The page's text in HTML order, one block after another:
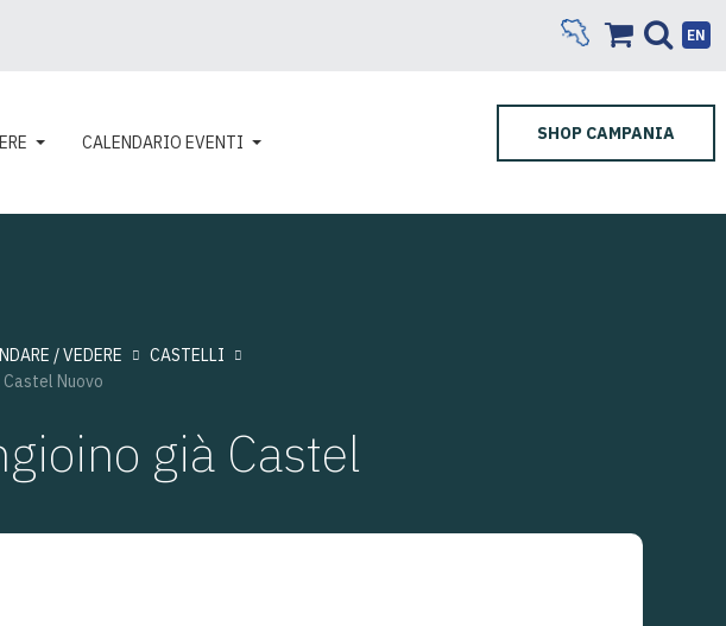
EN
CALENDARIO EVENTI SHOP CAMPANIA
/ VEDERE
CASTELLI
Nuovo
già Castel